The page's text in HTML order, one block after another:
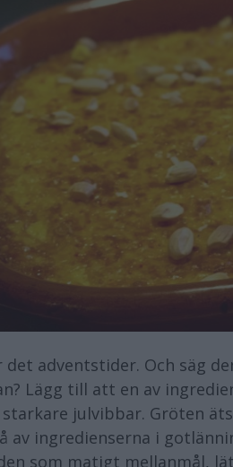
det adventstider. Och säg
Lägg till att en av
starkare julvibbar. Gröten
av ingredienserna i
som matigt mellanmål,